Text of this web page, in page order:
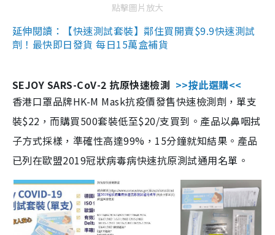
點擊圖片放大
延伸閱讀：【快速測試套裝】鄰住買開賣$9.9快速測試
劑！最快即日發貨 每日15萬盒補貨
SEJOY SARS-CoV-2 抗原快速檢測 >>按此選購<<
香港口罩品牌HK-M Mask抗疫價發售快速檢測劑，單支
裝$22，而購買500套裝低至$20/支買到。產品以鼻咽拭
子方式採樣，準確性高達99%，15分鐘就知結果。產品
已列在歐盟2019冠狀病毒病快速抗原測試通用名單。